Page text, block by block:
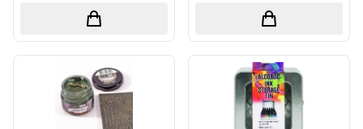
Vaessen Creative
Versa Magic Dew Drop
Versafine
Verschillende